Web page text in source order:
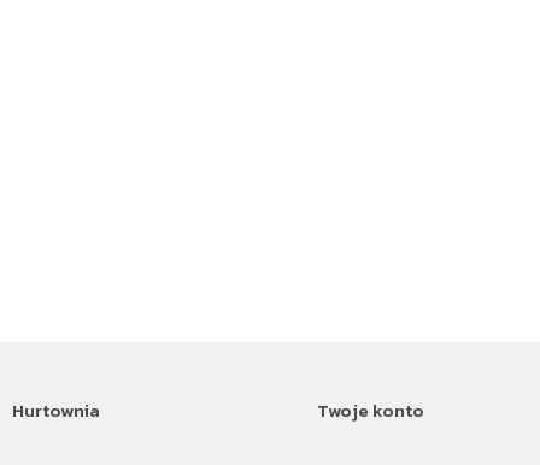
Hurtownia Twoje konto